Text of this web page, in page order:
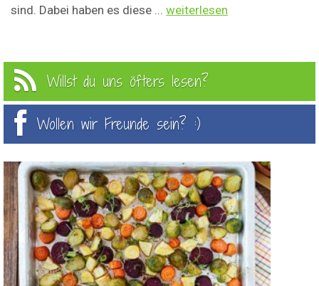
sind. Dabei haben es diese ... weiterlesen
Willst du uns öfters lesen?
Wollen wir Freunde sein? :)